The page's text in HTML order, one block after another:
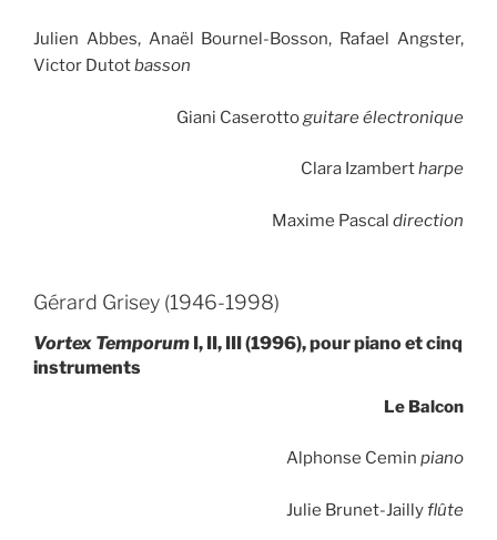
Julien Abbes, Anaël Bournel-Bosson, Rafael Angster,
Victor Dutotbasson
Giani Caserottoguitare électronique
Clara Izambertharpe
Maxime Pascal direction
Gérard Grisey (1946-1998)
Vortex Temporum I, II, III (1996), pour piano et cinq
instruments
Le Balcon
Alphonse Cemin piano
Julie Brunet-Jaillyflûte